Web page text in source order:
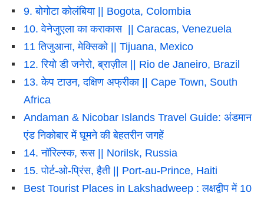
9. बोगोटा कोलंबिया || Bogota, Colombia
10. वेनेजुएला का कराकास || Caracas, Venezuela
11 तिजुआना, मेक्सिको || Tijuana, Mexico
12. रियो डी जनेरो, ब्राज़ील || Rio de Janeiro, Brazil
13. केप टाउन, दक्षिण अफ्रीका || Cape Town, South
Africa
Andaman & Nicobar Islands Travel Guide: अंडमान
एंड निकोबार में घूमने की बेहतरीन जगहें
14. नॉरिल्स्क, रूस || Norilsk, Russia
15. पोर्ट-ओ-प्रिंस, हैती || Port-au-Prince, Haiti
Best Tourist Places in Lakshadweep : लक्षद्वीप में 10